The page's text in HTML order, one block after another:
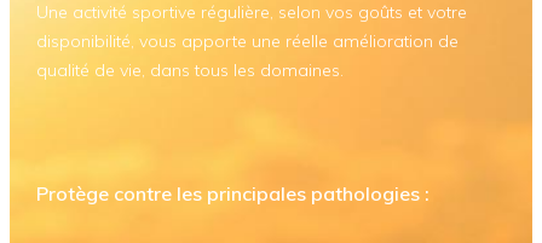
Une activité sportive régulière, selon vos goûts et votre
disponibilité, vous apporte une réelle amélioration de
qualité de vie, dans tous les domaines.
Protège contre les principales pathologies :